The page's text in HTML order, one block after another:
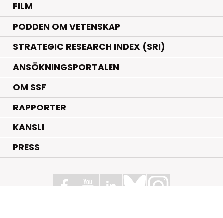
FILM
PODDEN OM VETENSKAP
STRATEGIC RESEARCH INDEX (SRI)
ANSÖKNINGSPORTALEN
OM SSF
RAPPORTER
KANSLI
PRESS